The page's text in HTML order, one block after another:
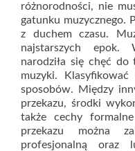
różnorodności, nie
gatunku muzycznego.
z duchem czasu.
najstarszych epok.
narodziła się chęć
muzyki.
sposobów. Między
przekazu, środki
także cechy
przekazu można
profesjonalną oraz